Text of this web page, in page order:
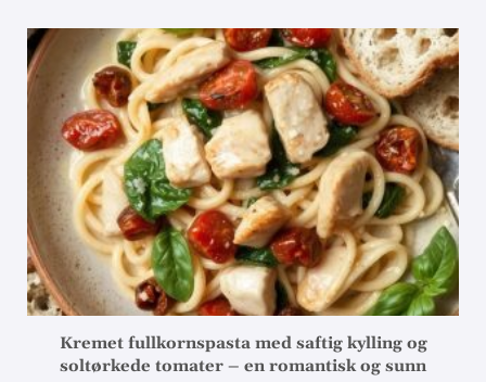
Kremet fullkornspasta med saftig kylling og
soltørkede tomater – en romantisk og sunn